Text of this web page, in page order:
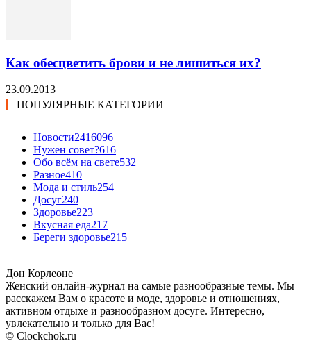
Как обесцветить брови и не лишиться их?
23.09.2013
ПОПУЛЯРНЫЕ КАТЕГОРИИ
Новости2416096
Нужен совет?616
Обо всём на свете532
Разное410
Мода и стиль254
Досуг240
Здоровье223
Вкусная еда217
Береги здоровье215
Дон Корлеоне
Женский онлайн-журнал на самые разнообразные темы. Мы
расскажем Вам о красоте и моде, здоровье и отношениях,
активном отдыхе и разнообразном досуге. Интересно,
увлекательно и только для Вас!
© Clockchok.ru